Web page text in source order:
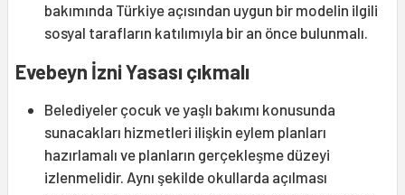
bakımında Türkiye açısından uygun bir modelin ilgili
sosyal tarafların katılımıyla bir an önce bulunmalı.
Evebeyn İzni Yasası çıkmalı
Belediyeler çocuk ve yaşlı bakımı konusunda
sunacakları hizmetleri ilişkin eylem planları
hazırlamalı ve planların gerçekleşme düzeyi
izlenmelidir. Aynı şekilde okullarda açılması